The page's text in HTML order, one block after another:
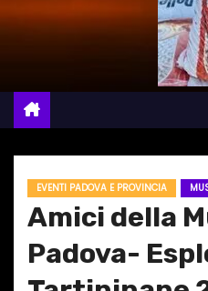
EVENTI PADOVA E PROVINCIA
Amici della
Padova-